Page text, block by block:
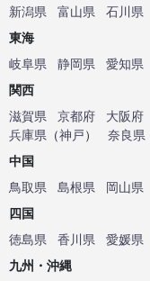
新潟県
富山県 石川県
東海
岐阜県
静岡県 愛知県
関西
滋賀県
京都府 大阪府
兵庫県 （神戸） 奈良県
中国
鳥取県
島根県 岡山県
四国
徳島県
香川県 愛媛県
九州・沖縄